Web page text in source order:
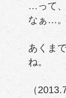
…って
なぁ…
あくま
ね。
（